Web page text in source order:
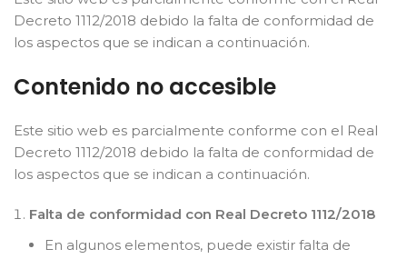
Decreto 1112/2018 debido la falta de conformidad de
los aspectos que se indican a continuación.
Contenido no accesible
Este sitio web es parcialmente conforme con el Real
Decreto 1112/2018 debido la falta de conformidad de
los aspectos que se indican a continuación.
Falta de conformidad con Real Decreto 1112/2018
En algunos elementos, puede existir falta de